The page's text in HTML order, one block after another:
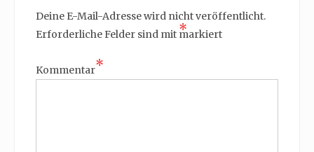
Deine E-Mail-Adresse wird nicht veröffentlicht.
Erforderliche Felder sind mit *
markiert
Kommentar*